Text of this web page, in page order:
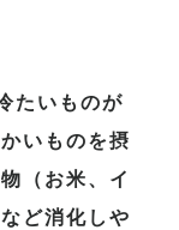
たいものが
いものを摂
（お米、イ
ど消化しや